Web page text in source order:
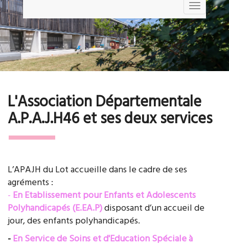
Toggle
navigation
L'Association Départementale
A.P.A.J.H46 et ses deux services
L’APAJH du Lot accueille dans le cadre de ses
agréments :
- En Etablissement pour Enfants et Adolescents
Polyhandicapés (E.EA.P)disposant d’un accueil de
jour, des enfants polyhandicapés.
-En Service de Soins et d'Education Spéciale à